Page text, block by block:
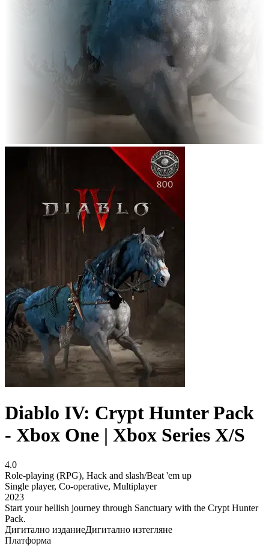
Diablo IV: Crypt Hunter Pack
- Xbox One | Xbox Series X/S
4.0
Role-playing (RPG), Hack and slash/Beat 'em up
Single player, Co-operative, Multiplayer
2023
Start your hellish journey through Sanctuary with the Crypt Hunter
Pack.
Дигитално изданиеДигитално изтегляне
Платформа